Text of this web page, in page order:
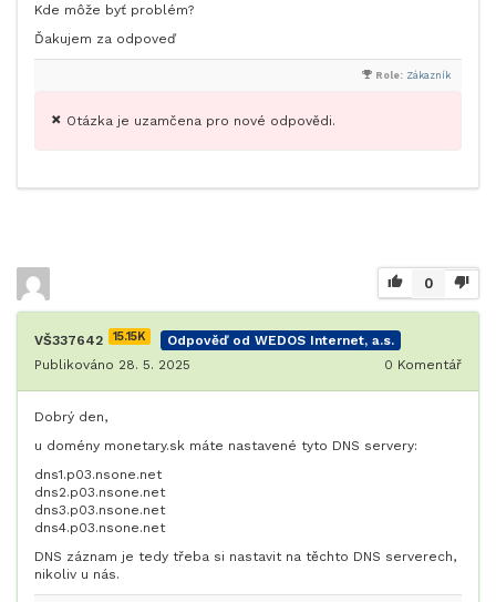
Kde môže byť problém?
Ďakujem za odpoveď
Role: Zákazník
Otázka je uzamčena pro nové odpovědi.
0
VŠ337642 15.15K
Odpověď od WEDOS Internet, a.s.
Publikováno 28. 5. 2025
0 Komentář
Dobrý den,
u domény monetary.sk máte nastavené tyto DNS servery:
dns1.p03.nsone.net
dns2.p03.nsone.net
dns3.p03.nsone.net
dns4.p03.nsone.net
DNS záznam je tedy třeba si nastavit na těchto DNS serverech,
nikoliv u nás.